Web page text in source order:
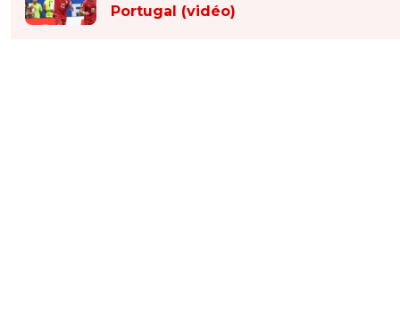
Portugal (vidéo)